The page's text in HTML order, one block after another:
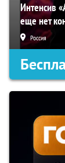
Интенсив
еще нет
Россия